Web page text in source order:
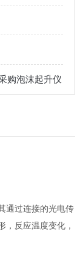
购泡沫起升仪
通过连接的光电传
，反应温度变化，